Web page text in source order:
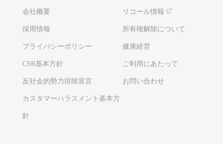
会社概要 リコール情報
採用情報 所有権解除について
プライバシーポリシー 健康経営
CSR基本方針 ご利用にあたって
反社会的勢力排除宣言 お問い合わせ
カスタマーハラスメント基本方
針